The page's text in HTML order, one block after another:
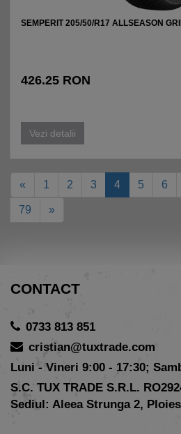
SEMPERIT 205/50/R17 ALLSEASON
426.25 RON
Vezi detalii
« 1 2 3 4 5 6
79 »
CONTACT
0733 813 851
cristian@tuxtrade.com
Luni - Vineri 9:00 - 17:30;
S.C. TUX TRADE S.R.L.
Sediul: Aleea Strunga 2,